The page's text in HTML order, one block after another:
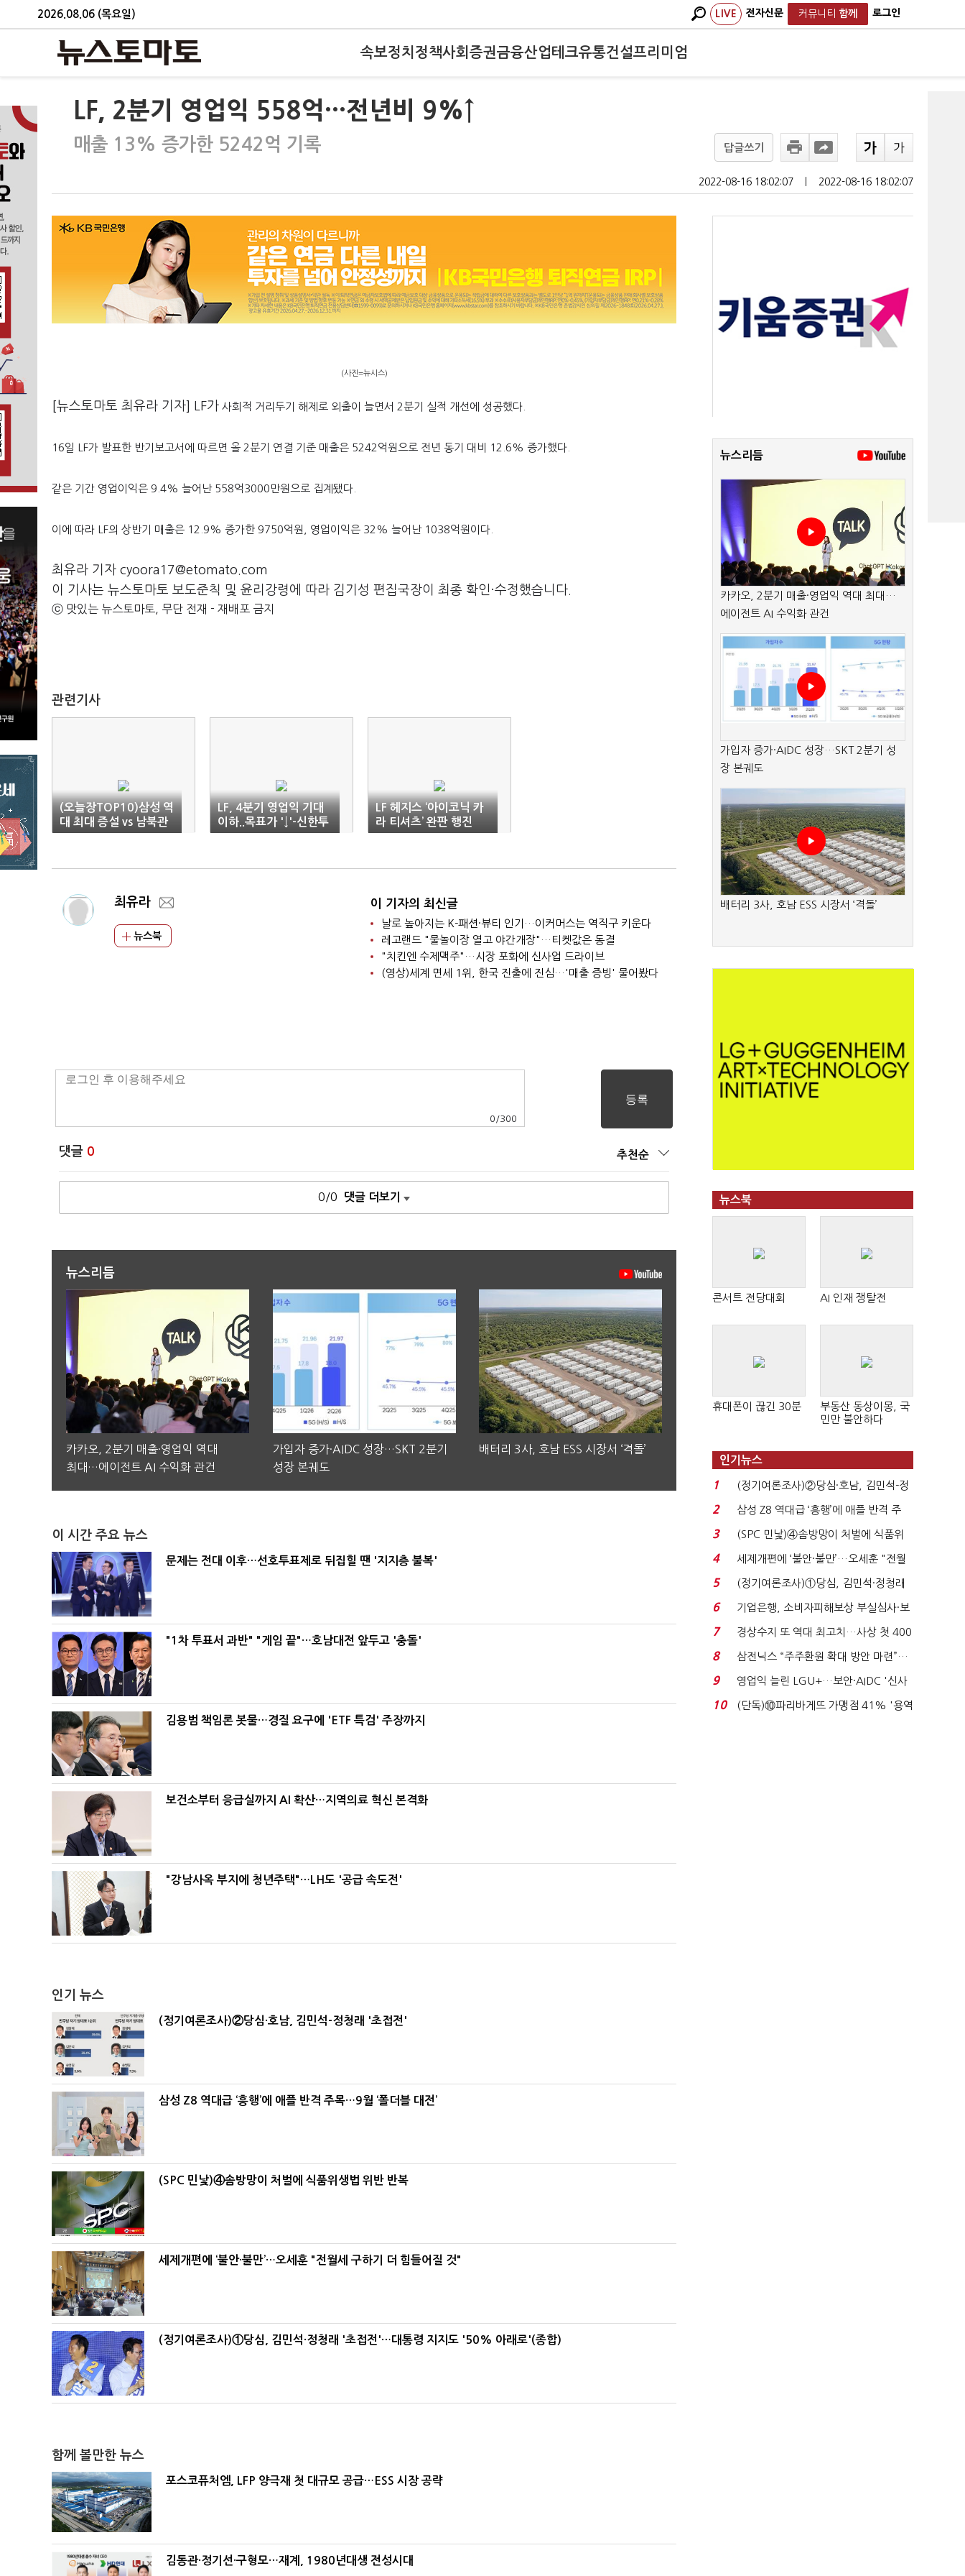
2026.08.06 (목요일) LIVE 전자신문 커뮤니티 함께 로그인
속보정치 정책사회 증권금융산업테크유통건설프리미엄
LF, 2분기 영업익 558억···전년비 9%↑
매출 13% 증가한 5242억 기록 답글쓰기
2022-08-16 18:02:07 2022-08-16 18:02:07
(사진=뉴시스)
[뉴스토마토 최유라 기자] LF가 사회적 거리두기 해제로 외출이 늘면서 2분기 실적 개선에 성공했다.
16일 LF가 발표한 반기보고서에 따르면 올 2분기 연결 기준 매출은 5242억원으로 전년 동기 대비 12.6% 증가했다.
같은 기간 영업이익은 9.4% 늘어난 558억3000만원으로 집계됐다.
이에 따라 LF의 상반기 매출은 12.9% 증가한 9750억원, 영업이익은 32% 늘어난 1038억원이다.
최유라 기자 cyoora17@etomato.com
이 기사는 뉴스토마토 보도준칙 및 윤리강령에 따라 김기성 편집국장이 최종 확인·수정했습니다.
ⓒ 맛있는 뉴스토마토, 무단 전재 - 재배포 금지
관련기사
(오늘장TOP10)삼성 역
대 최대 증설 vs 남북관
계 훈풍
LF, 4분기 영업익 기대
이하..목표가 '↓'-신한투
자
LF 헤지스 ‘아이코닉 카
라 티셔츠’ 완판 행진
최유라
뉴스북
이 기자의 최신글
날로 높아지는 K-패션·뷰티 인기…이커머스는 역직구 키운다
레고랜드 "물놀이장 열고 야간개장"…티켓값은 동결
"치킨엔 수제맥주"…시장 포화에 신사업 드라이브
(영상)세계 면세 1위, 한국 진출에 진심…'매출 증빙' 물어봤다
0 /300
댓글 0 추천순
0/0 댓글 더보기
뉴스리듬
카카오, 2분기 매출·영업익 역대
최대…에이전트 AI 수익화 관건
가입자 증가·AIDC 성장…SKT 2분기
성장 본궤도
배터리 3사, 호남 ESS 시장서 ‘격돌’
이 시간 주요 뉴스
문제는 전대 이후…선호투표제로 뒤집힐 땐 '지지층 불복'
"1차 투표서 과반" "게임 끝"…호남대전 앞두고 '충돌'
김용범 책임론 봇물…경질 요구에 'ETF 특검' 주장까지
보건소부터 응급실까지 AI 확산…지역의료 혁신 본격화
"강남사옥 부지에 청년주택"…LH도 '공급 속도전'
인기 뉴스
(정기여론조사)②당심·호남, 김민석-정청래 '초접전'
삼성 Z8 역대급 ‘흥행’에 애플 반격 주목…9월 ‘폴더블 대전’
(SPC 민낯)④솜방망이 처벌에 식품위생법 위반 반복
세제개편에 ‘불안·불만’…오세훈 "전월세 구하기 더 힘들어질 것"
(정기여론조사)①당심, 김민석·정청래 '초접전'…대통령 지지도 '50% 아래로'(종합)
함께 볼만한 뉴스
포스코퓨처엠, LFP 양극재 첫 대규모 공급…ESS 시장 공략
김동관·정기선·구형모…재계, 1980년대생 전성시대
뉴스리듬
카카오, 2분기 매출·영업익 역대 최대…
에이전트 AI 수익화 관건
가입자 증가·AIDC 성장…SKT 2분기 성
장 본궤도
배터리 3사, 호남 ESS 시장서 ‘격돌’
뉴스북
콘서트 전당대회 AI 인재 쟁탈전
휴대폰이 끊긴 30분
부동산 동상이몽, 국
민만 불안하다
인기뉴스
1
(정기여론조사)②당심·호남, 김민석-정
청래 '초접전'...
2
삼성 Z8 역대급 ‘흥행’에 애플 반격 주
목…9월 ‘폴...
3
(SPC 민낯)④솜방망이 처벌에 식품위
생법 위반 반복...
4
세제개편에 ‘불안·불만’…오세훈 "전월
세 구하기 더 ...
5
(정기여론조사)①당심, 김민석·정청래
'초접전'…대통령 ...
6
기업은행, 소비자피해보상 부실심사·보
이스피싱 공시 ...
7
경상수지 또 역대 최고치…사상 첫 400
억달러에 '3% 성...
8
삼전닉스 “주주환원 확대 방안 마련”…
로이터에 성명...
9
영업익 늘린 LGU+…보안·AIDC '신사
업 드라이브'...
10
(단독)⑩파리바게뜨 가맹점 41% '용역